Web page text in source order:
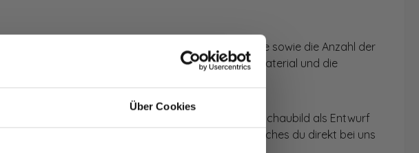
Über Cookies
geht es: Wähle den Anwendungsbereich, die Größe sowie die Anzahl der
Anschließend kannst du dein Wunschmotiv, das Material und die
Konfigurators werden dir die Rückwände im Schaubild als Entwurf
Parallel erhältst du dein individuelles Angebot, welches du direkt bei uns